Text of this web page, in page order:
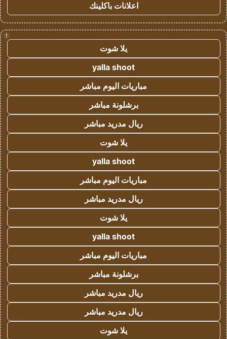
اعلانات باكلينك
!
يلا شوت
yalla shoot
مباريات اليوم مباشر
برشلونة مباشر
ريال مدريد مباشر
يلا شوت
yalla shoot
مباريات اليوم مباشر
ريال مدريد مباشر
يلا شوت
yalla shoot
مباريات اليوم مباشر
برشلونة مباشر
ريال مدريد مباشر
ريال مدريد مباشر
يلا شوت